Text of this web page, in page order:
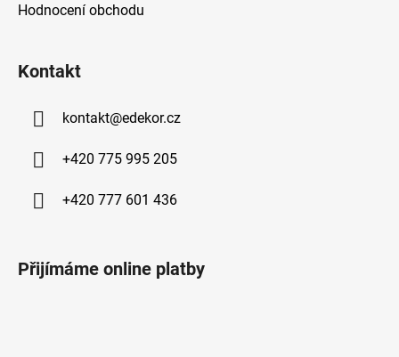
Hodnocení obchodu
Kontakt
kontakt@edekor.cz
+420 775 995 205
+420 777 601 436
Přijímáme online platby